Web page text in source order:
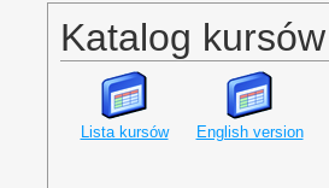
Katalog
Lista kursów English version